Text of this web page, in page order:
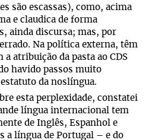
são escassas), como, acima
e claudica de forma
ainda discursa; mas, por
Na política externa, têm
a atribuição da pasta ao CDS
havido passos muito
da noslíngua.
esta perplexidade, constatei
língua internacional tem
de Inglês, Espanhol e
a língua de Portugal – e do